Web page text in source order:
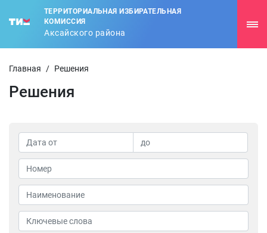
ТЕРРИТОРИАЛЬНАЯ ИЗБИРАТЕЛЬНАЯ
КОМИССИЯ
Аксайского района
Главная / Решения
Решения